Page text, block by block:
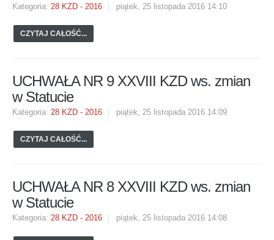
Kategoria: 28 KZD - 2016 piątek, 25 listopada 2016 14:10
CZYTAJ CAŁOŚĆ...
UCHWAŁA NR 9 XXVIII KZD ws. zmian
w Statucie
Kategoria: 28 KZD - 2016 piątek, 25 listopada 2016 14:09
CZYTAJ CAŁOŚĆ...
UCHWAŁA NR 8 XXVIII KZD ws. zmian
w Statucie
Kategoria: 28 KZD - 2016 piątek, 25 listopada 2016 14:08